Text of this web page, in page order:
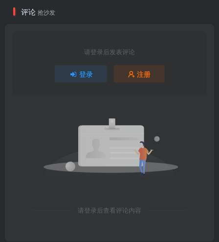
评论 抢沙发
请登录后发表评论
登录 注册
请登录后查看评论内容